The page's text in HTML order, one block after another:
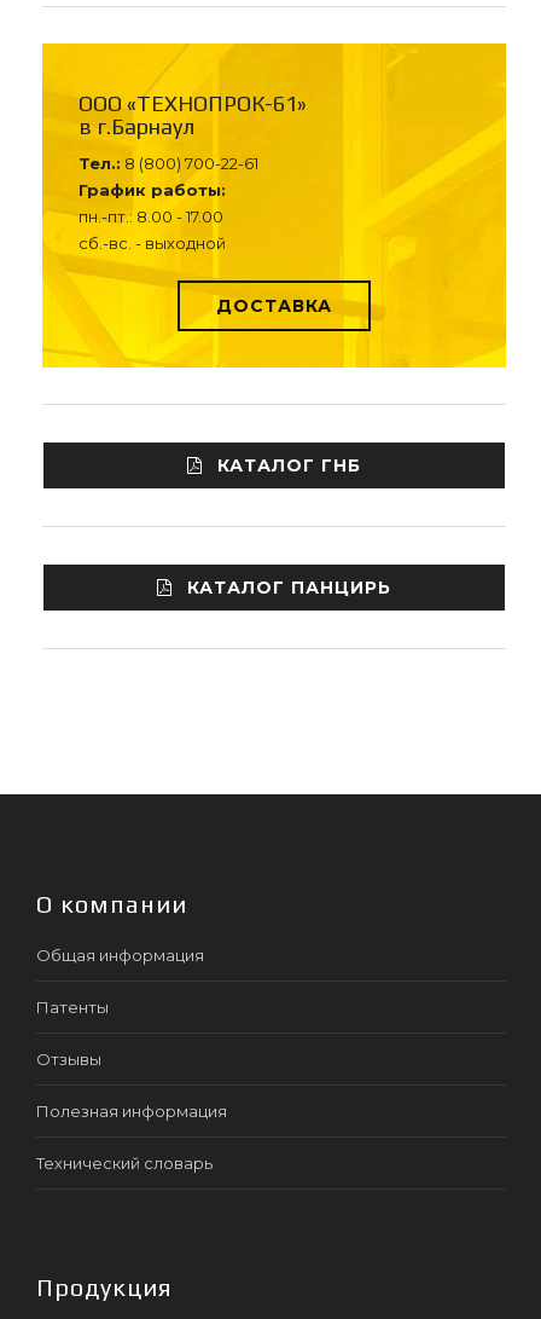
ООО «ТЕХНОПРОК-61»
в г.Барнаул
Тел.: 8 (800) 700-22-61
График работы:
пн.-пт.: 8.00 - 17.00
сб.-вс. - выходной
ДОСТАВКА
КАТАЛОГ ГНБ
КАТАЛОГ ПАНЦИРЬ
О компании
Общая информация
Патенты
Отзывы
Полезная информация
Технический словарь
Продукция